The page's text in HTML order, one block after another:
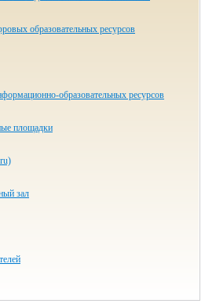
образовательных ресурсов
образовательных ресурсов
площадки
зал